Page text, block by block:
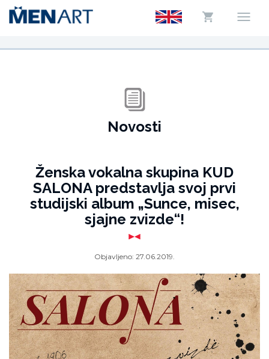
Novosti
Ženska vokalna skupina KUD
SALONA predstavlja svoj prvi
studijski album „Sunce, misec,
sjajne zvizde“!
Objavljeno: 27.06.2019.